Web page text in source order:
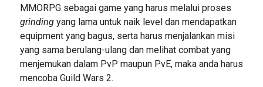
MMORPG sebagai game yang harus melalui proses
grindingyang lama untuk naik level dan mendapatkan
equipment yang bagus, serta harus menjalankan misi
yang sama berulang-ulang dan melihat combat yang
menjemukan dalam PvP maupun PvE, maka anda harus
mencoba Guild Wars 2.